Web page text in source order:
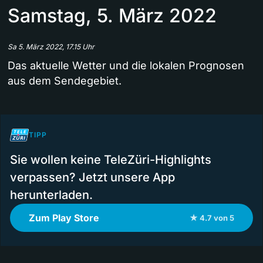
Samstag, 5. März 2022
Sa 5. März 2022, 17.15 Uhr
Das aktuelle Wetter und die lokalen Prognosen
aus dem Sendegebiet.
TIPP
Sie wollen keine TeleZüri-Highlights
verpassen? Jetzt unsere App
herunterladen.
Zum Play Store ★ 4.7 von 5